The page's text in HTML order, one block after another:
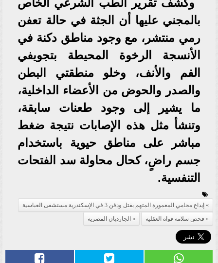
وكشف تقرير الطب الشرعي الخاص
بالمجني عليها أن الجثة في حالة تعفن
رمي منتشر، مع وجود مناطق دكنة في
الأنسجة الرخوة المحيطة بتجويفي
الفم والأنف، وخلو منطقتي البطن
والصدر والحوض من الأعضاء الداخلية،
ما يشير إلى وجود طعنات سابقة،
وتنشأ مثل هذه الإصابات نتيجة ضغط
مباشر على مناطق حيوية باستخدام
جسم راضٍ، كحال محاولة سد الفتحات
التنفسية.
إيداع محامي المعمورة المتهم بقتل ودفن 3 في الإسكندرية مستشفى العباسية
فحص سلامة قواه العقلية
الجارديان المصرية